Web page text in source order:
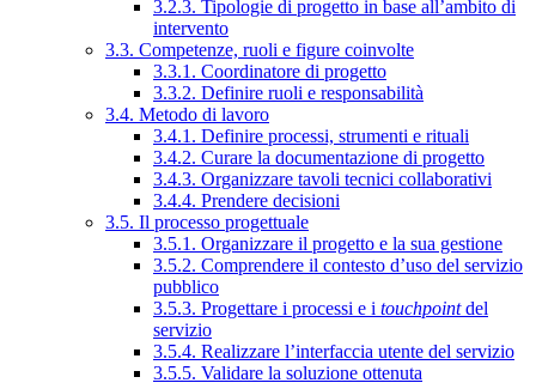
3.2.3. Tipologie di progetto in base all’ambito di
intervento
3.3. Competenze, ruoli e figure coinvolte
3.3.1. Coordinatore di progetto
3.3.2. Definire ruoli e responsabilità
3.4. Metodo di lavoro
3.4.1. Definire processi, strumenti e rituali
3.4.2. Curare la documentazione di progetto
3.4.3. Organizzare tavoli tecnici collaborativi
3.4.4. Prendere decisioni
3.5. Il processo progettuale
3.5.1. Organizzare il progetto e la sua gestione
3.5.2. Comprendere il contesto d’uso del servizio
pubblico
3.5.3. Progettare i processi e i touchpointdel
servizio
3.5.4. Realizzare l’interfaccia utente del servizio
3.5.5. Validare la soluzione ottenuta